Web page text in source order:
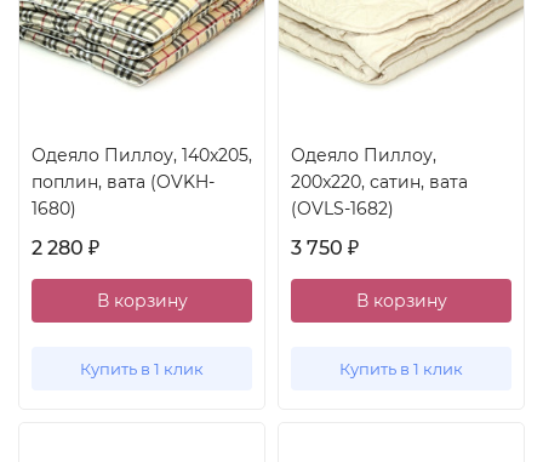
Одеяло Пиллоу, 140x205,
поплин, вата (OVKH-
1680)
2 280 ₽
В корзину
Купить в 1 клик
Одеяло Пиллоу,
200x220, сатин, вата
(OVLS-1682)
3 750 ₽
В корзину
Купить в 1 клик